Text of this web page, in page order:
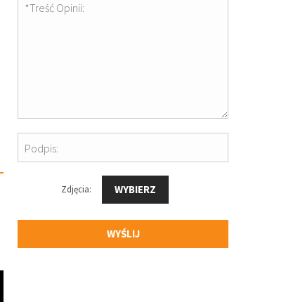
*Treść Opinii:
Podpis:
Zdjęcia: WYBIERZ
WYŚLIJ